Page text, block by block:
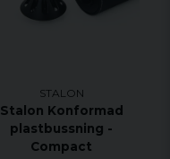
STALON
Stalon Konformad
plastbussning -
Compact